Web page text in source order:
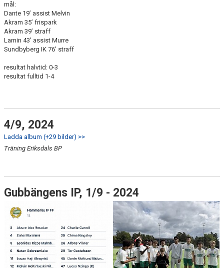
mål:
Dante 19’ assist Melvin
Akram 35’ frispark
Akram 39’ straff
Lamin 43’ assist Murre
Sundbyberg IK 76’ straff
resultat halvtid: 0-3
resultat fulltid 1-4
4/9, 2024
Ladda album (+29 bilder) >>
Träning Eriksdals BP
Gubbängens IP, 1/9 - 2024